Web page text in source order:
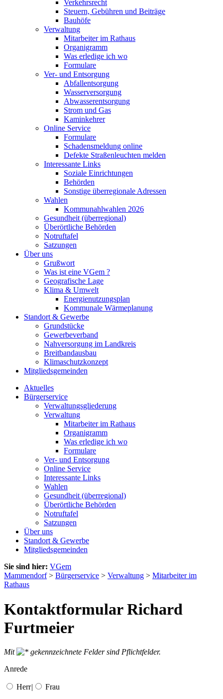
Verkehrsrecht
Steuern, Gebühren und Beiträge
Bauhöfe
Verwaltung
Mitarbeiter im Rathaus
Organigramm
Was erledige ich wo
Formulare
Ver- und Entsorgung
Abfallentsorgung
Wasserversorgung
Abwasserentsorgung
Strom und Gas
Kaminkehrer
Online Service
Formulare
Schadensmeldung online
Defekte Straßenleuchten melden
Interessante Links
Soziale Einrichtungen
Behörden
Sonstige überregionale Adressen
Wahlen
Kommunahlwahlen 2026
Gesundheit (überregional)
Überörtliche Behörden
Notruftafel
Satzungen
Über uns
Grußwort
Was ist eine VGem ?
Geografische Lage
Klima & Umwelt
Energienutzungsplan
Kommunale Wärmeplanung
Standort & Gewerbe
Grundstücke
Gewerbeverband
Nahversorgung im Landkreis
Breitbandausbau
Klimaschutzkonzept
Mitgliedsgemeinden
Aktuelles
Bürgerservice
Verwaltungsgliederung
Verwaltung
Mitarbeiter im Rathaus
Organigramm
Was erledige ich wo
Formulare
Ver- und Entsorgung
Online Service
Interessante Links
Wahlen
Gesundheit (überregional)
Überörtliche Behörden
Notruftafel
Satzungen
Über uns
Standort & Gewerbe
Mitgliedsgemeinden
Sie sind hier: VGem
Mammendorf> Bürgerservice > Verwaltung > Mitarbeiter im
Rathaus
Kontaktformular Richard
Furtmeier
Mit
gekennzeichnete Felder sind Pflichtfelder.
Anrede
Herr| Frau